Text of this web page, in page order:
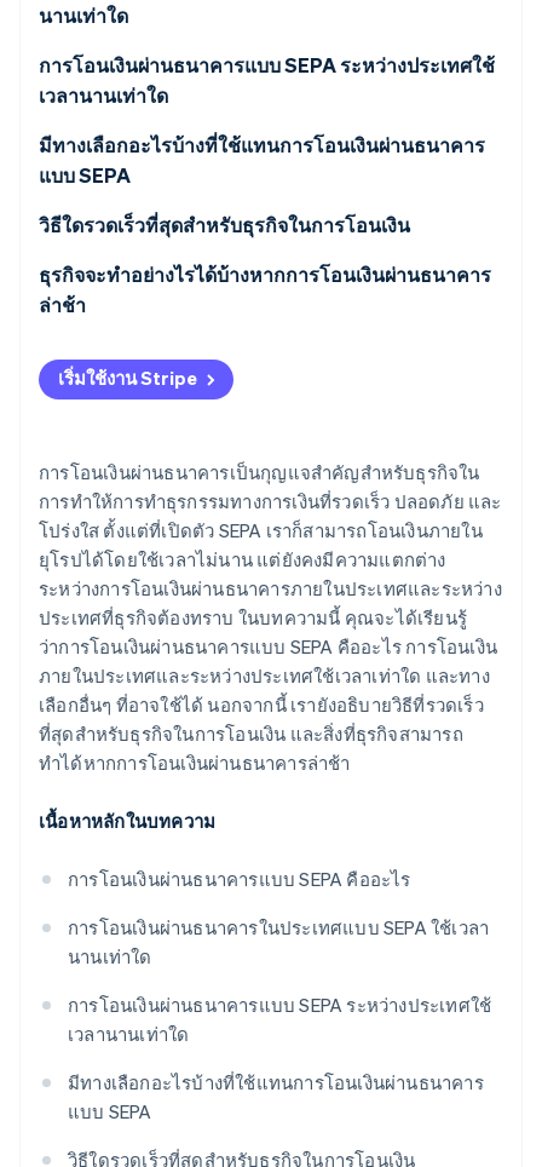
Stripe Sessions 2026
ดูว่า Stripe กำลังสร้างโครงสร้างพื้นฐานระบบเศรษฐกิจสำหรับ
AI อย่างไร
นานเท่าใด
การโอนเงินผ่านธนาคารแบบ SEPA ระหว่างประเทศใช้
เวลานานเท่าใด
มีทางเลือกอะไรบ้างที่ใช้แทนการโอนเงินผ่านธนาคาร
แบบ SEPA
วิธีใดรวดเร็วที่สุดสำหรับธุรกิจในการโอนเงิน
ธุรกิจจะทำอย่างไรได้บ้างหากการโอนเงินผ่านธนาคาร
ล่าช้า
เริ่มใช้งาน Stripe
การโอนเงินผ่านธนาคารเป็นกุญแจสำคัญสำหรับธุรกิจใน
การทำให้การทำธุรกรรมทางการเงินที่รวดเร็ว ปลอดภัย และ
โปร่งใส ตั้งแต่ที่เปิดตัว SEPA เราก็สามารถโอนเงินภายใน
ยุโรปได้โดยใช้เวลาไม่นาน แต่ยังคงมีความแตกต่าง
ระหว่างการโอนเงินผ่านธนาคารภายในประเทศและระหว่าง
ประเทศที่ธุรกิจต้องทราบ ในบทความนี้ คุณจะได้เรียนรู้
ว่าการโอนเงินผ่านธนาคารแบบ SEPA คืออะไร การโอนเงิน
ภายในประเทศและระหว่างประเทศใช้เวลาเท่าใด และทาง
เลือกอื่นๆ ที่อาจใช้ได้ นอกจากนี้ เรายังอธิบายวิธีที่รวดเร็ว
ที่สุดสำหรับธุรกิจในการโอนเงิน และสิ่งที่ธุรกิจสามารถ
ทำได้หากการโอนเงินผ่านธนาคารล่าช้า
เนื้อหาหลักในบทความ
การโอนเงินผ่านธนาคารแบบ SEPA คืออะไร
การโอนเงินผ่านธนาคารในประเทศแบบ SEPA ใช้เวลา
นานเท่าใด
การโอนเงินผ่านธนาคารแบบ SEPA ระหว่างประเทศใช้
เวลานานเท่าใด
มีทางเลือกอะไรบ้างที่ใช้แทนการโอนเงินผ่านธนาคาร
แบบ SEPA
วิธีใดรวดเร็วที่สุดสำหรับธุรกิจในการโอนเงิน